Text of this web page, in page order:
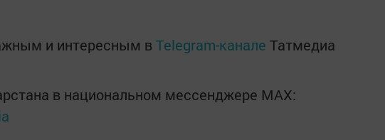
и интересным в Telegram-канале Татмедиа
в национальном мессенджере MАХ: